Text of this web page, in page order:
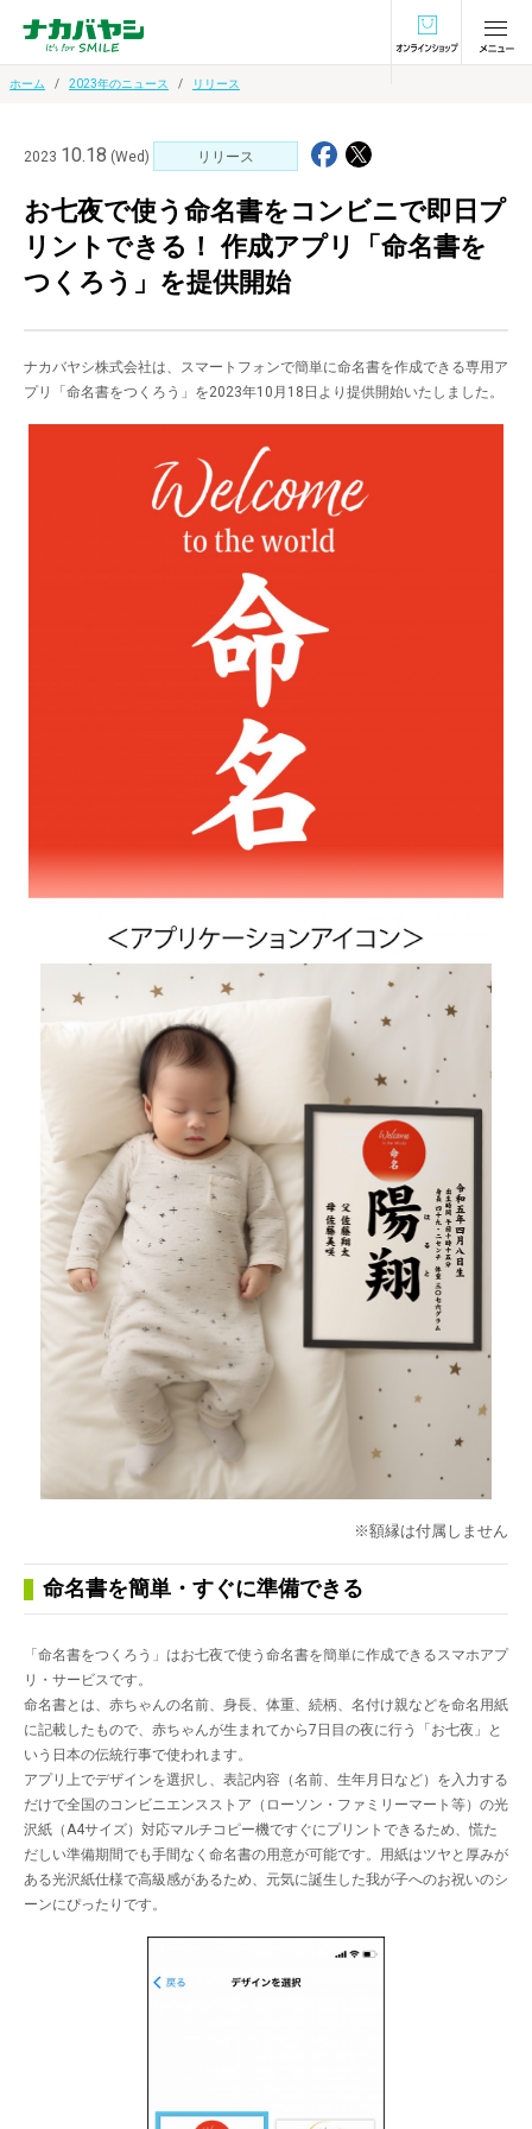
オンラインショ
ホーム 2023年のニュース リリース
2023 10.18 (Wed) リリース
お七夜で使う命名書をコンビニで即日プ
リントできる！ 作成アプリ「命名書を
つくろう」を提供開始
ナカバヤシ株式会社は、スマートフォンで簡単に命名書を作成できる専用ア
プリ「命名書をつくろう」を2023年10月18日より提供開始いたしました。
※額縁は付属しません
命名書を簡単・すぐに準備できる
「命名書をつくろう」はお七夜で使う命名書を簡単に作成できるスマホアプ
リ・サービスです。
命名書とは、赤ちゃんの名前、身長、体重、続柄、名付け親などを命名用紙
に記載したもので、赤ちゃんが生まれてから7日目の夜に行う「お七夜」と
いう日本の伝統行事で使われます。
アプリ上でデザインを選択し、表記内容（名前、生年月日など）を入力する
だけで全国のコンビニエンスストア（ローソン・ファミリーマート等）の光
沢紙（A4サイズ）対応マルチコピー機ですぐにプリントできるため、慌た
だしい準備期間でも手間なく命名書の用意が可能です。用紙はツヤと厚みが
ある光沢紙仕様で高級感があるため、元気に誕生した我が子へのお祝いのシ
ーンにぴったりです。